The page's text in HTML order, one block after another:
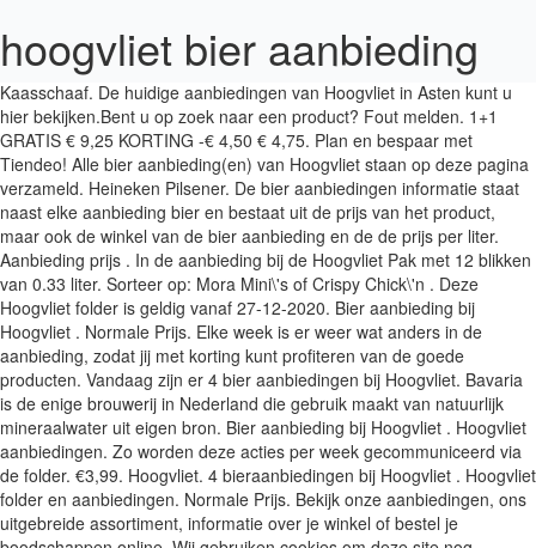
hoogvliet bier aanbieding
Kaasschaaf. De huidige aanbiedingen van Hoogvliet in Asten kunt u hier bekijken.Bent u op zoek naar een product? Fout melden. 1+1 GRATIS € 9,25 KORTING -€ 4,50 € 4,75. Plan en bespaar met Tiendeo! Alle bier aanbieding(en) van Hoogvliet staan op deze pagina verzameld. Heineken Pilsener. De bier aanbiedingen informatie staat naast elke aanbieding bier en bestaat uit de prijs van het product, maar ook de winkel van de bier aanbieding en de de prijs per liter. Aanbieding prijs . In de aanbieding bij de Hoogvliet Pak met 12 blikken van 0.33 liter. Sorteer op: Mora Mini\'s of Crispy Chick\'n . Deze Hoogvliet folder is geldig vanaf 27-12-2020. Bier aanbieding bij Hoogvliet . Normale Prijs. Elke week is er weer wat anders in de aanbieding, zodat jij met korting kunt profiteren van de goede producten. Vandaag zijn er 4 bier aanbiedingen bij Hoogvliet. Bavaria is de enige brouwerij in Nederland die gebruik maakt van natuurlijk mineraalwater uit eigen bron. Bier aanbieding bij Hoogvliet . Hoogvliet aanbiedingen. Zo worden deze acties per week gecommuniceerd via de folder. €3,99. Hoogvliet. 4 bieraanbiedingen bij Hoogvliet . Hoogvliet folder en aanbiedingen. Normale Prijs. Bekijk onze aanbiedingen, ons uitgebreide assortiment, informatie over je winkel of bestel je boodschappen online. Wij gebruiken cookies om deze site nog makkelijker en persoonlijker te maken. Bekijk de nieuwste aanbiedingen van de Hoogvliet Ontvang aanbiedingen van de producten voortaan per email. Elke week heeft Hoogvliet ruim tachtig aanbiedingen. Bier aanbieding bij Hoogvliet . Amstel Bright aanbieding van een set 4x0,275 bij de Hoogvliet. Alle aanbiedingen uit de Hoogvliet folder op een rij. €0,37. Runderhamburgers. Hier rechts staat een bier aanbieding uitgelicht, klik voor alle bier aanbiedingen op de gele knoppen hieronder. Gesorteerd op: Prijs per liter Merk; Winkel; Prijs per liter; Kortingspercentage; Prijs; Datum; Heineken. Gesorteerd op: Prijs Merk; Winkel; Prijs per liter; Kortingspercentage; Prijs; Datum; Amstel 0.0. meer info. Hieronder zie je een overzicht van alle bier aanbiedingen kratten van WEEK 01: maandag 4 januari t/m zondag 10 januari. Stel eenvoudig uw eigen e-mail alert in. Prijs per stuk . Elke week een overzicht van het bier in de aanbieding van kratten, flesjes, blikjes en fusten. Bavaria: 1 krat van 24 flesjes a 0.30 liter . Set van 6 … Aanbiedingen van Bavaria deze week. Hoogvliet Supermarkt: Mooie Producten Tegen Lage Prijzen. Wij hebben geen actuele bier aanbiedingen gevonden bij de Hoogvliet. Bespaar nu tot wel tientallen euro’s! Krat 24x0,30. Vergelijk alle drank prijzen en kortingen en doe goedkoop boodschappen. In de aanbieding bij de Hoogvliet Fles 0.33 liter. Zie hier de gegevens van de laatste keer dat een set 4x0,275 bij Hoogvliet in de aanbieding was, er zat 50% korting op het bier. Bekijk nu hier de nieuwste folder van Hoogvliet en mis geen enkele aanbieding meer voor uw dagelijkse boodschappen! Nog niet overtuigd? Alle bier aanbieding(en) van Hoogvliet staan op deze pagina verzameld. Het is eenvoudiger dan ooit om door de folder van Hoogvliet heen te bladeren. Iedere week zijn er weer voldoende aanbiedingen bij Hoogvliet te vinden. Folder openen . Vandaag zijn er 3 bier aanbiedingen bij Hoogvliet. www.hoogvliet.com Aanbieding folder | Winkels. Bekijk ook alle bierkrat aanbiedingen. Normale Prijs. Met alleen aanmelding kun je regelmatig nieuws van Hoogvliet winkel ontvangen. Op deze pagina zie je elke week een overzicht van de bier aanbiedingen Heineken van supermarkten en slijterijen. Dat is dus dubbel voordeel! Pak de hoogste korting met Beste.nl! Verpakking. 14-10-2020 - 20-10-2020. Fout melden. Heineken 0.0 aanbieding van een krat 24x0,30 bij de Hoogvliet. Verlopen . De laatste aanbiedingen … In de folder van zo 27 december t/m di 5 januari staan 80 aanbiedingen bij Hoogvliet. Hoogvliet. Goedkoop bier kopen Bier online bestellen Amstel: 1 krat van 24 flesjes a 0.30 liter . Ook door middel van de website van Hoogvliet bekijk je alle aanbiedingen snel. Deze aanbieding was geldig van 01-05-2019 tot 07-05-2019. voor € 8,70. Geldig vanaf. Winkel. € 16,49 KORTING -€ 8,00 € 8,49. krat 24 flesjes x 30 cl. 10 bieraanbiedingen bij Hoogvliet . Zo kun je in Nederland kratten bier, sixpacks, fourpacks, losse flesjes, losse blikjes, fusten en nog veel meer verschillende verpakkingen met bier kopen. Hieronder kunt u zoeken naar de goedkoopste Heineken aanbieding.Liever alle bier aanbiedingen zien in plaats van alleen Heineken, druk dan op 1 van de bovenstaande knoppen met de verpakking naar keuze. Gesorteerd op: Kortingspercentage Merk; Winkel; Prijs per liter; Kortingspercentage; Prijs; Datum; … Voordelig bier, wijn, whisky of sterke drank kopen? Goedkoop bier met de bieraanbiedingen van Jumbo. Heineken Pilsener aanbieding van een krat 24x0,30 bij de Hoogvliet. Hieronder ziet u een overzicht van alle Hoogvliet aanbiedingen van deze week. 2 Sets … 4 bieraanbiedingen bij Hoogvliet . Bekijk nu de Heineken Of 0.0 aanbieding bij Hoogvliet uit de actuele folder. 07-10-2020 - 13-10-2020. Hertog Jan bier. Korting. Bekijk Hoogvliet deals in de online folder geldig tot 27.12 ⏳. Wij hebben alle aanbiedingen overzichtelijk voor je gesorteerd op populariteit. Toch een ander aanbieding, laatste weken goldt hetzelfde hier nml voor Leffe, Hertog Jan speciaalbieren en was er ook een Grolsch aanbieding. Bekijk Hoogvliet deals in de online folder geldig tot 31.01 ⏳. Korting. Met de slogan “Bewezen de … Hoogvliet. De meest actuele folders van Hoogvliet vindt u vandaag nog en gaat in op 21-10 - 27-10.U kunt Hoogvliet vinden in de stad Borger, maar ook in Leidschendam. Voordelig bier, wijn, whisky of sterke drank kopen? Hoogvliet. Blijf per e-mail op de hoogte van de laatste Hoogvliet acties, folders en aanbiedingen. Hoogvliet Asten. i. Dit formulier verzamelt de volgende gegevens: jouw naam, jouw e-mail adres, jouw geslacht en jouw stad. Elke week doet de supermarkt er nog eens een schepje bovenop, door nog meer exclusieve Hoogvliet aanbiedingen aan te bieden. Haal ze op in de winkel of laat ze lekker thuisbezorgen! Welkom bij Hoogvliet supermarkten. Vergelijk Wijn, peper, Zout, Olijfolie prijzen en bespaar vandaag geld met Folderscheck.nl! Hoogvliet. Bier merk. €1,22. Je hebt dus altijd keuze uit de beste bier aanbiedingen. De prijs per liter zorgt ervoor dat je makkelijk de prijzen tussen verschillende bier aanbiedingen kan vergelijken ook al is de verpakking anders. Bovenop de toch al lage prijzen, zijn er wekelijks Hoogvliet aanbiedingen en Hoogvliet promoties die je terugvindt in de folder van Hoogvliet. Daarnaast kunt u nu ook uw boodschappen online bestellen in de webshop en afhalen bij één van de supermarkten of thuis laten bezorgen. Alle aanbiedingen uit de Hoogvliet folder op een rij. Deze aanbieding was geldig van 16-08-2017 tot 22-08-2017. van € 1,69 voor € 0,99. Bekijk de actuele Hoogvliet folder aanbiedingen van deze week! Folder openen . i. Dit formulier verzamelt de volgende gegevens: jouw naam, jouw e-mail adres, jouw geslacht en jouw stad. Aanbieding prijs. Hoogvliet. Verpakking. €1,99. www.hoogvliet.com Aanbieding folder | Winkels. Bier bestaat grotendeels uit water, daarom moet de kwaliteit tot in de puntjes goed uitgevoerd zijn! €8,79. Neem de proef op de som en stap een keertje binnen. Hoogvliet - Bier deals. Alle bier aanbieding(en) van Hoogvliet staan op deze pagina verzameld. Winkel. Sorteer op: Heineken of Brand . Hoogvliet is een supermarktketen die in 1968 is opgericht. Amstel Bright. Maar stond niet specifiek bij abdijbieren. Krat 24x0,30. Vergelijk alle drank prijzen en kortingen en doe goedkoop boodschappen. Uit dezelfde categorie . Op deze website Bier in de Aanbieding staan alle bier aanbiedingen van supermarkten, slijterijen en groothandels. Bekijk de nieuwste aanbiedingen van de Hoogvliet Ontvang aanbiedingen van de producten voortaan per email. www.hoogvliet.com Aanbieding folder | Winkels. Vergelijk Wijn, Keuken, Chocolade, Glas prijzen en bespaar vandaag geld met Folderscheck.nl! Dit kan brood zijn, maar ook fruit, drinken of groenten bijvoorbeeld. Vandaag zijn er 10 bier aanbiedingen bij Hoogvliet. Voor: € 10.49 : Geldig t/m zondag 10 januari Per liter: € 1.46: Bestel online. Dan … Korting. Verlopen. Ontdek welke bier in de aanbieding is bij jouw Jumbo. Vergelijk eenvoudig alle actuele Hoogvliet huismerk acties en vind de goedkoopste Hoogvliet huismerk aanbieding. Meer+ zondag 27 december … Hoogvliet aanbiedingen Op het gebied van elektronica en klantgemak is Hoogvliet een vooruitstrevende supermarkt: de helft van de vestigingen maakt gebruik van zelfscancassa's. Deze gegevens zullen gebruikt worden om je regelmatig gepersonaliseerde e-mails met geselecteerde promoties te verzenden. Een klein tipje van de sluier: Chef’s Aid Eierlepel. Niet zelden kun je deze aanbiedingen online bestellen. Momenteel bestaat de keten uit 59 filialen, gevestigd in Noord-Holland, Zuid-Holland, Utrecht en Gelderland. U kunt nu gemakkelijk en snel alle aanbiedingen op één plek terugvinden. Bier aanbiedingen bij Hoogvliet. Bier merk. Koop je in één keer een krat bier in de aanbieding dan koop je in de meeste gevallen meteen 7,2 liter bier en bespaar je meestal ruim 5 euro. Welkom op bier in de aanbieding. Heineken 0.0. G’woon cashewnoten of walnoten. Hoogvliet heeft onder andere de merken Hoogvliet huismerk, Croky en Melkan in de aanbieding, en producten zoals chips, frisdrank en zuivel. (y) 🏻 henkjan_brokers Bekijk ook alle bierkrat aanbiedingen. Whiskas Temptations. Voor: € 7.13 : Geldig t/m zondag 10 januari Per liter: € 0.99: Bestel online. 1 krat van 24 flesjes á 30 cl Van €12.79 voor €8.95 Korting: €3.84 (30.0%) Geldig van 24 september tot 30 september . Blader door de nieuwe aanbiedingen van Hoogvliet in de online folder die geldig zijn voor 19.01⏳. Bier aanbieding bij Hoogvliet . €7,16 (45%) Prijs per liter. Wil je direct de Hoogvliet folder van deze week bekijken, dan kan je dat hier doen: hier. Gulpener Korenwol